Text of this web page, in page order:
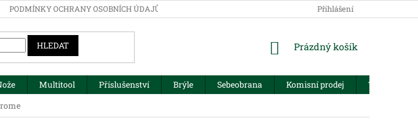
PODMÍNKY OCHRANY OSOBNÍCH ÚDAJŮ Přihlášení
HLEDAT
NÁKUPNÍ
Prázdný košík
Multitool Příslušenství Brýle Sebeobrana Komisní prodej
Trezory